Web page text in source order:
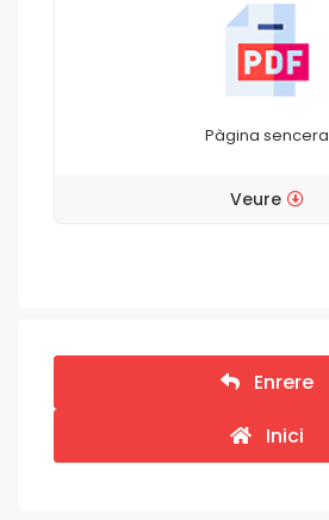
Pàgina sencera
Veure
Enrere
Inici